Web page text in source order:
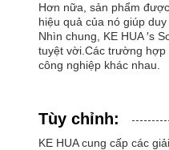
Hơn nữa, sản phẩm
hiệu quả của nó giúp
Nhìn chung, KE HUA ′s
tuyệt vời.Các trường hợp
công nghiệp khác nhau.
Tùy chỉnh:
KE HUA cung cấp các